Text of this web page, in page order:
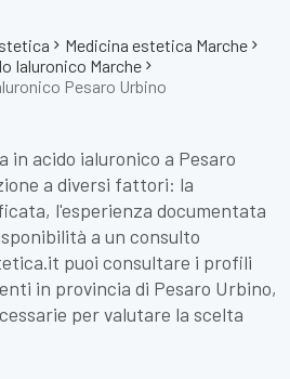
Medicina estetica Marche
Ialuronico Marche
Pesaro Urbino
in acido ialuronico a Pesaro
a diversi fattori: la
l'esperienza documentata
a un consulto
puoi consultare i profili
in provincia di Pesaro Urbino,
per valutare la scelta